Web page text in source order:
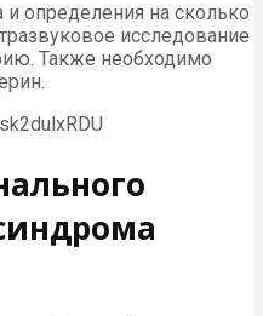
определения на сколько
исследование
Также необходимо